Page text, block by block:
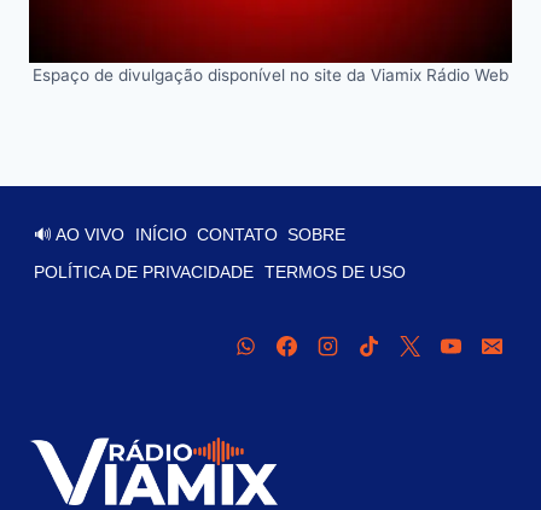
Espaço de divulgação disponível no site da Viamix Rádio Web
🔊 AO VIVO INÍCIO CONTATO SOBRE
POLÍTICA DE PRIVACIDADE TERMOS DE USO